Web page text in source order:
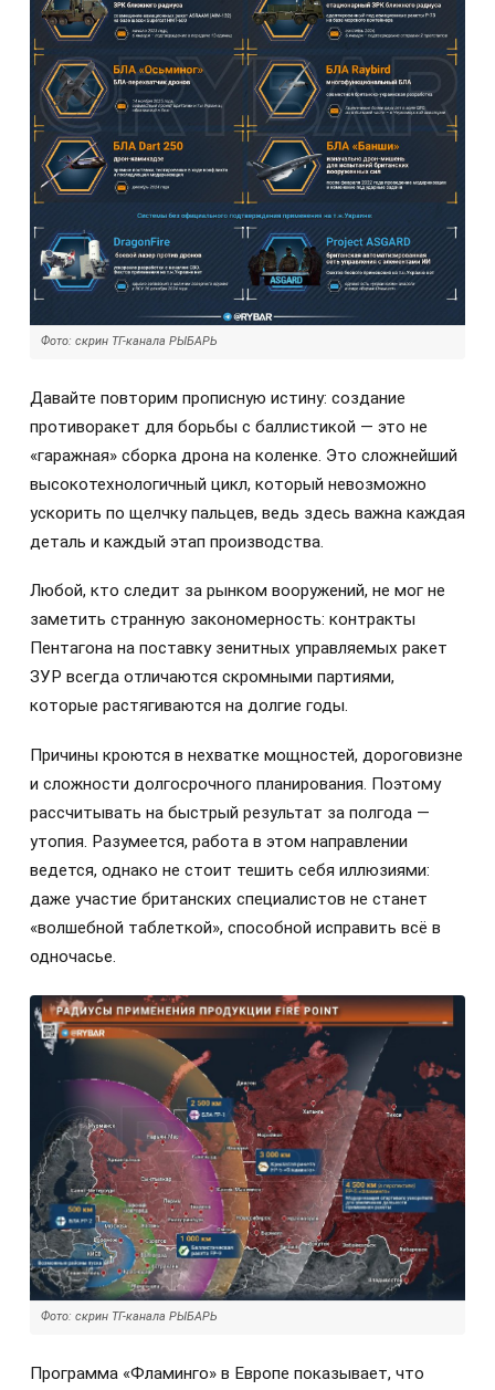
Фото: скрин ТГ-канала РЫБАРЬ
Давайте повторим прописную истину: создание
противоракет для борьбы с баллистикой — это не
«гаражная» сборка дрона на коленке. Это сложнейший
высокотехнологичный цикл, который невозможно
ускорить по щелчку пальцев, ведь здесь важна каждая
деталь и каждый этап производства.
Любой, кто следит за рынком вооружений, не мог не
заметить странную закономерность: контракты
Пентагона на поставку зенитных управляемых ракет
ЗУР всегда отличаются скромными партиями,
которые растягиваются на долгие годы.
Причины кроются в нехватке мощностей, дороговизне
и сложности долгосрочного планирования. Поэтому
рассчитывать на быстрый результат за полгода —
утопия. Разумеется, работа в этом направлении
ведется, однако не стоит тешить себя иллюзиями:
даже участие британских специалистов не станет
«волшебной таблеткой», способной исправить всё в
одночасье.
Фото: скрин ТГ-канала РЫБАРЬ
Программа «Фламинго» в Европе показывает, что